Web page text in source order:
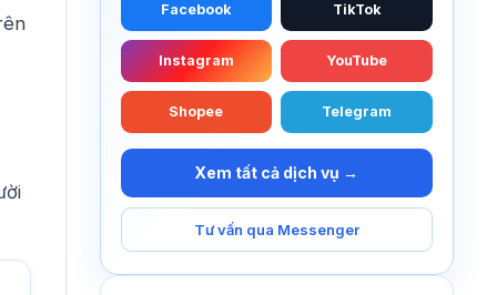
Facebook TikTok
Instagram YouTube
Shopee Telegram
Xem tất cả dịch vụ →
Tư vấn qua Messenger